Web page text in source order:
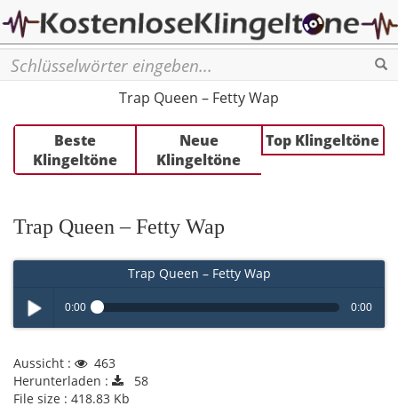
Trap Queen – Fetty Wap
Beste
Klingeltöne
Neue
Klingeltöne
Top Klingeltöne
Trap Queen – Fetty Wap
Trap Queen – Fetty Wap
Play /
0:00 0:00
Aussicht :
463
Herunterladen :
58
File size : 418.83 Kb